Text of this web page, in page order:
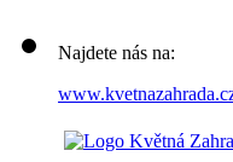
Najdete nás na: